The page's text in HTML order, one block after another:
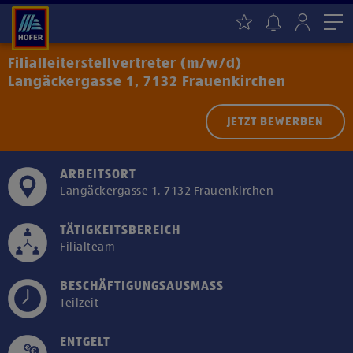
Filialleiterstellvertreter (m/w/d)
Langäckergasse 1, 7132 Frauenkirchen
JETZT BEWERBEN
ARBEITSORT
Langäckergasse 1, 7132 Frauenkirchen
TÄTIGKEITSBEREICH
Filialteam
BESCHÄFTIGUNGSAUSMASS
Teilzeit
ENTGELT